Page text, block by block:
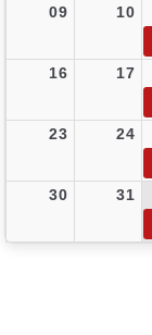
09 10
16 17
23 24
30 31